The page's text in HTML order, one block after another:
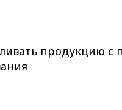
продукцию с